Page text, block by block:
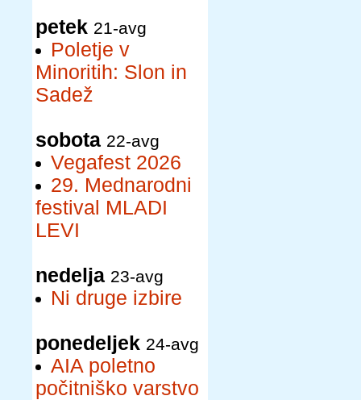
petek 21-avg
Poletje v
Minoritih: Slon in
Sadež
sobota 22-avg
Vegafest 2026
29. Mednarodni
festival MLADI
LEVI
nedelja 23-avg
Ni druge izbire
ponedeljek 24-avg
AIA poletno
počitniško varstvo